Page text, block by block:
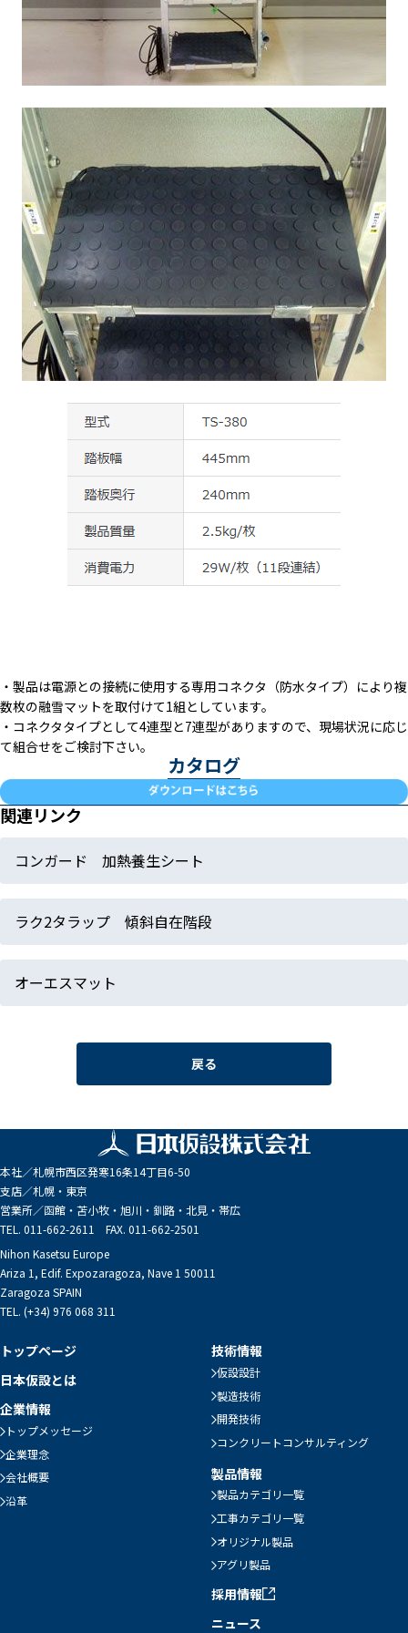
・製品は電源との接続に使用する専用コネクタ（防水タイプ）により複
数枚の融雪マットを取付けて1組としています。
・コネクタタイプとして4連型と7連型がありますので、現場状況に応じ
て組合せをご検討下さい。
カタログ
関連リンク
コンガード 加熱養生シート
ラク2タラップ 傾斜自在階段
オーエスマット
戻る
本社／札幌市西区発寒16条14丁目6-50
支店／札幌・東京
営業所／函館・苫小牧・旭川・釧路・北見・帯広
TEL. 011-662-2611 FAX. 011-662-2501
Nihon Kasetsu Europe
Ariza 1, Edif. Expozaragoza, Nave 1 50011
Zaragoza SPAIN
TEL. (+34) 976 068 311
トップページ
日本仮設とは
企業情報
トップメッセージ
企業理念
会社概要
沿革
技術情報
仮設設計
製造技術
開発技術
コンクリートコンサルティング
製品情報
製品カテゴリ一覧
工事カテゴリ一覧
オリジナル製品
アグリ製品
採用情報
ニュース